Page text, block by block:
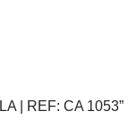
| REF: CA 1053”